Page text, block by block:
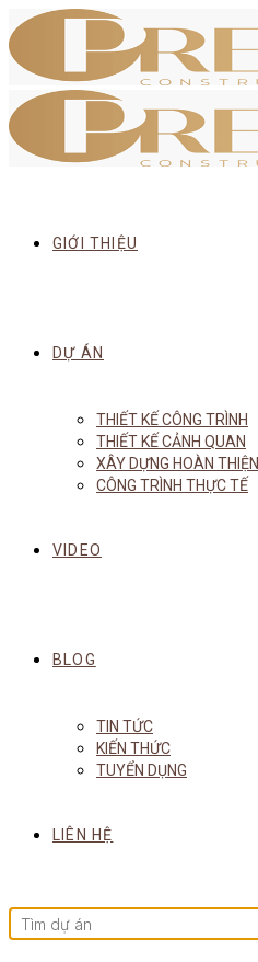
GIỚI THIỆU
DỰ ÁN
THIẾT KẾ CÔNG TRÌNH
THIẾT KẾ CẢNH QUAN
XÂY DỰNG HOÀN THIỆN
CÔNG TRÌNH THỰC TẾ
VIDEO
BLOG
TIN TỨC
KIẾN THỨC
TUYỂN DỤNG
LIÊN HỆ